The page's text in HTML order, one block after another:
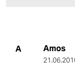
A Amos